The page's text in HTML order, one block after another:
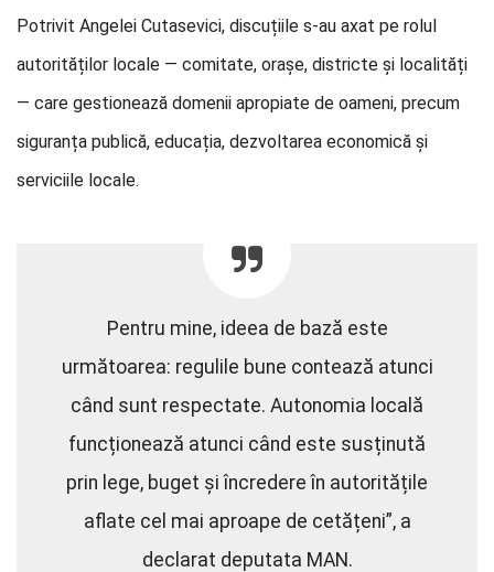
Potrivit Angelei Cutasevici, discuțiile s-au axat pe rolul
autorităților locale — comitate, orașe, districte și localități
— care gestionează domenii apropiate de oameni, precum
siguranța publică, educația, dezvoltarea economică și
serviciile locale.
Pentru mine, ideea de bază este
următoarea: regulile bune contează atunci
când sunt respectate. Autonomia locală
funcționează atunci când este susținută
prin lege, buget și încredere în autoritățile
aflate cel mai aproape de cetățeni”, a
declarat deputata MAN.